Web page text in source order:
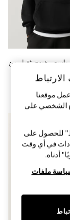
واسع - هودي ثقيل من
بالقطن
موقعنا
الشخصي على
للحصول على
في أي وقت
أدناه.
ملفات